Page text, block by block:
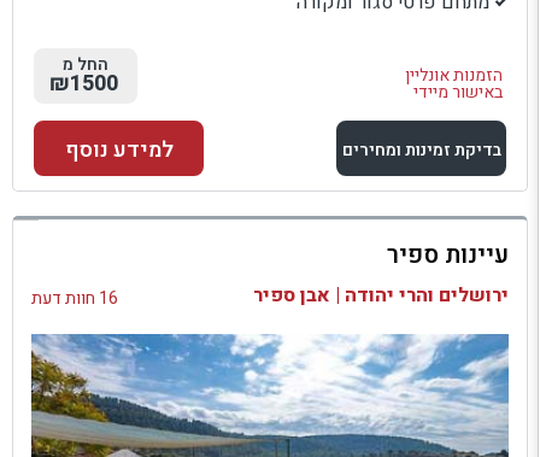
הזמנות אונליין
באישור מיידי
החל מ
₪1500
בדיקת זמינות ומחירים
למתחם זה
בדיקת זמינות ומחירים
למידע נוסף
עיינות ספיר
ירושלים והרי יהודה | אבן ספיר 16 חוות דעת